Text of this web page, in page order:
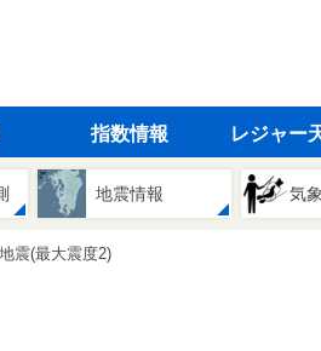
指数情報 レジャー
地震情報 気
震(最大震度2)